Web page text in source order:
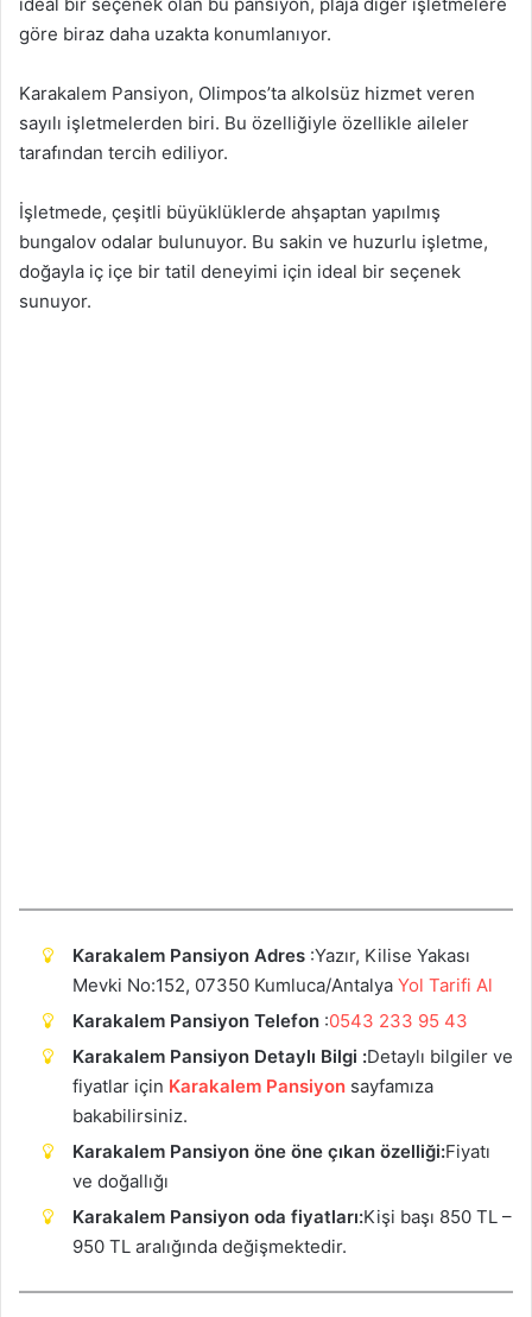
göre biraz daha uzakta konumlanıyor.
Karakalem Pansiyon, Olimpos’ta alkolsüz hizmet veren
sayılı işletmelerden biri. Bu özelliğiyle özellikle aileler
tarafından tercih ediliyor.
İşletmede, çeşitli büyüklüklerde ahşaptan yapılmış
bungalov odalar bulunuyor. Bu sakin ve huzurlu işletme,
doğayla iç içe bir tatil deneyimi için ideal bir seçenek
sunuyor.
Karakalem Pansiyon Adres :Yazır, Kilise Yakası
Mevki No:152, 07350 Kumluca/Antalya Yol Tarifi Al
Karakalem Pansiyon Telefon :0543 233 95 43
Karakalem Pansiyon Detaylı Bilgi :Detaylı bilgiler ve
fiyatlar için Karakalem Pansiyon sayfamıza
bakabilirsiniz.
Karakalem Pansiyon öne öne çıkan özelliği:Fiyatı
ve doğallığı
Karakalem Pansiyon oda fiyatları:Kişi başı 850 TL –
950 TL aralığında değişmektedir.